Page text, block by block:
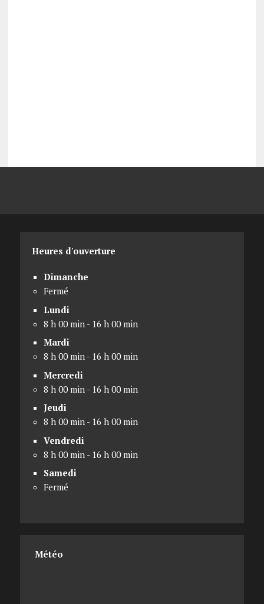
Heures d'ouverture
Dimanche
Fermé
Lundi
8 h 00 min - 16 h 00 min
Mardi
8 h 00 min - 16 h 00 min
Mercredi
8 h 00 min - 16 h 00 min
Jeudi
8 h 00 min - 16 h 00 min
Vendredi
8 h 00 min - 16 h 00 min
Samedi
Fermé
Météo